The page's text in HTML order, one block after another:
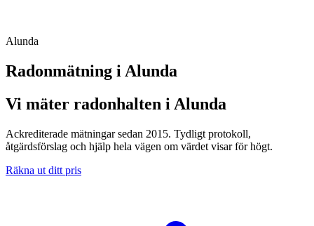
Alunda
Radonmätning i Alunda
Vi mäter radonhalten i Alunda
Ackrediterade mätningar sedan 2015. Tydligt protokoll,
åtgärdsförslag och hjälp hela vägen om värdet visar för högt.
Räkna ut ditt pris